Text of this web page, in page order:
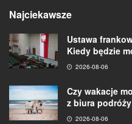
Najciekawsze
Ustawa
Kiedy będzie
2026-08-06
Czy wakacje
z biura
2026-08-06